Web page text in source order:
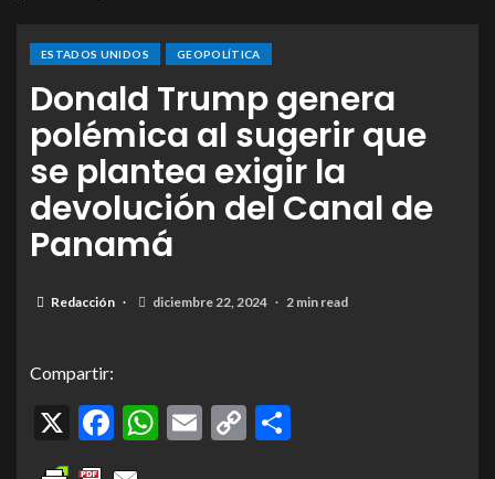
ESTADOS UNIDOS GEOPOLÍTICA
Donald Trump genera
polémica al sugerir que
se plantea exigir la
devolución del Canal de
Panamá
Redacción diciembre 22, 2024 2 min read
Compartir:
X Facebook
WhatsApp
Email
Copy